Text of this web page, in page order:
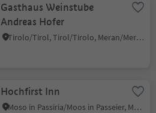
Gasthaus Weinstube
Andreas Hofer
Tirolo/Tirol, Tirol/Tirolo, Meran/Merano and environs
Hochfirst Inn
Moso in Passiria/Moos in Passeier, Moos in Passeier/Moso in Passiria, Meran/Merano and environs